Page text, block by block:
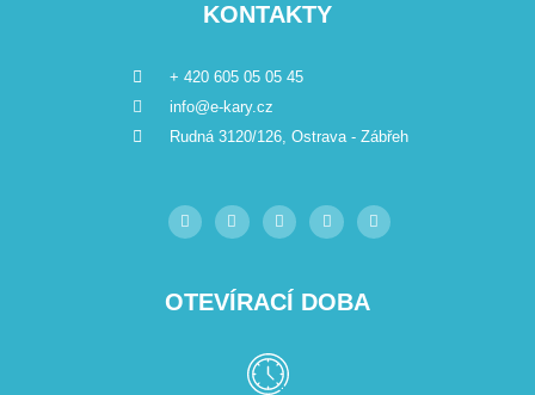
KONTAKTY
+ 420 605 05 05 45
info@e-kary.cz
Rudná 3120/126, Ostrava - Zábřeh
OTEVÍRACÍ DOBA